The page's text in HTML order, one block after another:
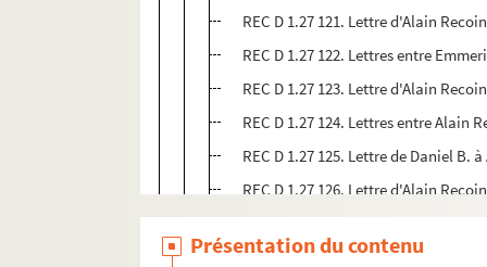
REC D 1.27 121. Lettre d'Alain
REC D 1.27 122. Lettres entre
REC D 1.27 123. Lettre d'Alain
REC D 1.27 124. Lettres entre Alain
REC D 1.27 125. Lettre de Daniel B.
REC D 1.27 126. Lettre d'Alain
REC D 1.27 127. Lettre d'Alain
REC D 1.27 128. Lettre d'Alain
Présentation du contenu